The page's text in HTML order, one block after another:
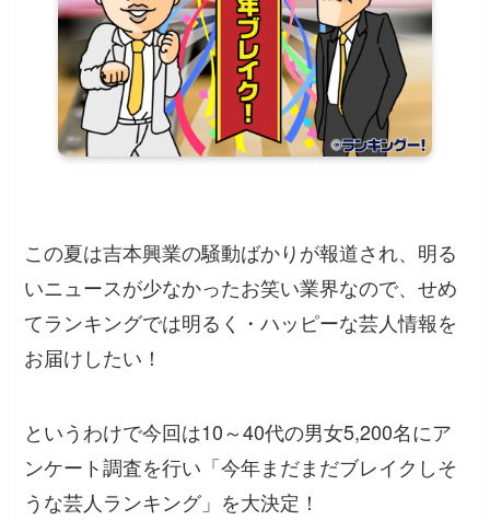
この夏は吉本興業の騒動ばかりが報道され、明る
いニュースが少なかったお笑い業界なので、せめ
てランキングでは明るく・ハッピーな芸人情報を
お届けしたい！
というわけで今回は10～40代の男女5,200名にア
ンケート調査を行い「今年まだまだブレイクしそ
うな芸人ランキング」を大決定！